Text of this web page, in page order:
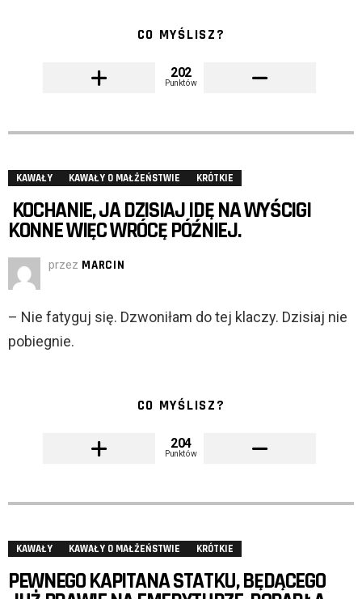
CO MYŚLISZ?
202
Punktów
KAWAŁY KAWAŁY O MAŁŻEŃSTWIE KRÓTKIE
KOCHANIE, JA DZISIAJ IDĘ NA WYŚCIGI
KONNE WIĘC WRÓCĘ PÓŹNIEJ.
przez MARCIN
– Nie fatyguj się. Dzwoniłam do tej klaczy. Dzisiaj nie
pobiegnie.
CO MYŚLISZ?
204
Punktów
KAWAŁY KAWAŁY O MAŁŻEŃSTWIE KRÓTKIE
PEWNEGO KAPITANA STATKU, BĘDĄCEGO